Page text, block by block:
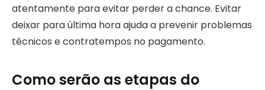
atentamente para evitar perder a chance. Evitar
deixar para última hora ajuda a prevenir problemas
técnicos e contratempos no pagamento.
Como serão as etapas do